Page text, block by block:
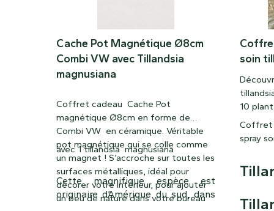
Cache Pot Magnétique Ø8cm
Combi VW avec Tillandsia
magnusiana
Coffret cadeau Cache Pot
magnétique Ø8cm en forme de
Combi VW en céramique. Véritable
pot magnétique qui se colle comme
un magnet ! S’accroche sur toutes les
surfaces métalliques, idéal pour
décorer votre intérieur, pour ajouter
un peu de nature dans votre bureau
avec 1 tillandsia magnusiana
Cette magnifique espèce est
originaire d’Amérique du sud, dans
soin
10
Coffret
spray